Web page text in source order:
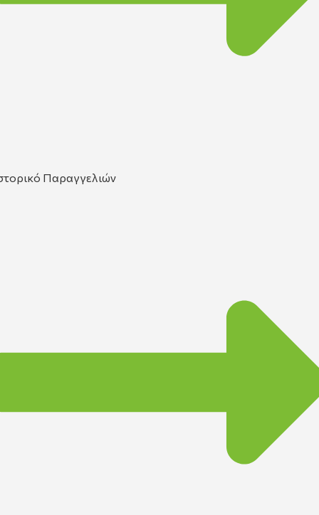
Παραγγελιών